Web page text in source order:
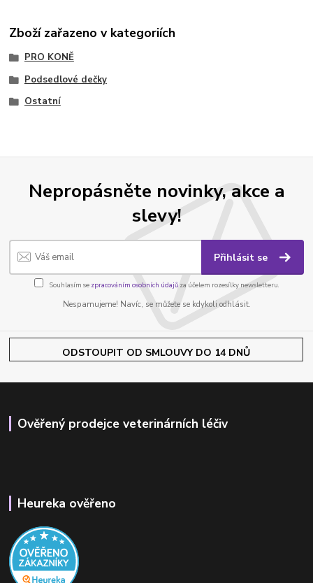
Zboží zařazeno v kategoriích
PRO KONĚ
Podsedlové dečky
Ostatní
Nepropásněte novinky, akce a
slevy!
Přihlásit se
Souhlasím se zpracováním osobních údajůza účelem rozesílky newsletteru.
Nespamujeme! Navíc, se můžete se kdykoli odhlásit.
ODSTOUPIT OD SMLOUVY DO 14 DNŮ
Ověřený prodejce veterinárních léčiv
Heureka ověřeno